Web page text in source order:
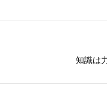
知識は